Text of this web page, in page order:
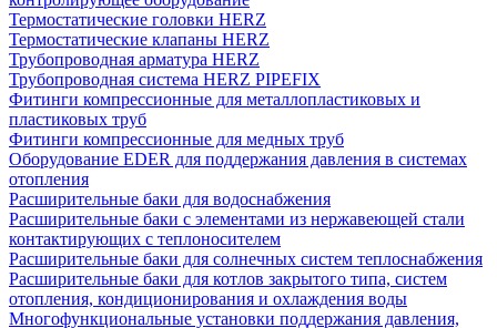
Термостатические головки HERZ
Термостатические клапаны HERZ
Трубопроводная арматура HERZ
Трубопроводная система HERZ PIPEFIX
Фитинги компрессионные для металлопластиковых и
пластиковых труб
Фитинги компрессионные для медных труб
Оборудование EDER для поддержания давления в системах
отопления
Расширительные баки для водоснабжения
Расширительные баки с элементами из нержавеющей стали
контактирующих с теплоносителем
Расширительные баки для солнечных систем теплоснабжения
Расширительные баки для котлов закрытого типа, систем
отопления, кондиционирования и охлаждения воды
Многофункциональные установки поддержания давления,